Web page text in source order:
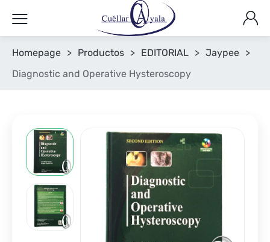
Homepage > Productos > EDITORIAL > Jaypee >
Diagnostic and Operative Hysteroscopy